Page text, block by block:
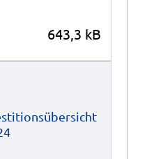
643,3 kB